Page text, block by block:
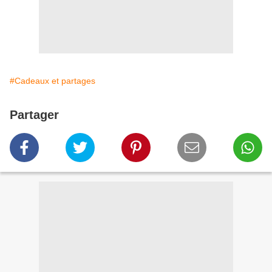
#Cadeaux et partages
Partager